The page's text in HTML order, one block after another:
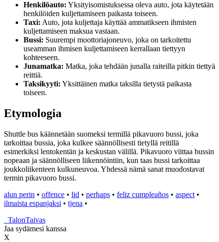
Henkilöauto: Yksityisomistuksessa oleva auto, jota käytetään
henkilöiden kuljettamiseen paikasta toiseen.
Taxi: Auto, jota kuljettaja käyttää ammatikseen ihmisten
kuljettamiseen maksua vastaan.
Bussi: Suurempi moottoriajoneuvo, joka on tarkoitettu
useamman ihmisen kuljettamiseen kerrallaan tiettyyn
kohteeseen.
Junamatka: Matka, joka tehdään junalla raiteilla pitkin tiettyä
reittiä.
Taksikyyti: Yksittäinen matka taksilla tietystä paikasta
toiseen.
Etymologia
Shuttle bus käännetään suomeksi termillä pikavuoro bussi, joka
tarkoittaa bussia, joka kulkee säännöllisesti tietyllä reitillä
esimerkiksi lentokentän ja keskustan välillä. Pikavuoro viittaa bussin
nopeaan ja säännölliseen liikennöintiin, kun taas bussi tarkoittaa
joukkoliikenteen kulkuneuvoa. Yhdessä nämä sanat muodostavat
termin pikavuoro bussi.
alun perin • offence • lid • perhaps • feliz cumpleaños • aspect •
ilmaista espanjaksi • tjena •
TalonTaivas
Jaa sydämesi kanssa
X